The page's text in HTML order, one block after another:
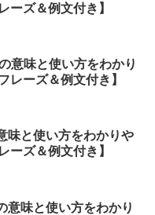
ーズ＆例文付き】
意味と使い方をわかり
レーズ＆例文付き】
味と使い方をわかりや
ーズ＆例文付き】
意味と使い方をわかり